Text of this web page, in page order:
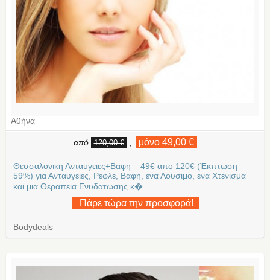
Αθήνα
από 120,00 € μόνο 49,00 €
Θεσσαλονικη Ανταυγειες+Βαφη – 49€ απο 120€ (Έκπτωση
59%) για Ανταυγειες, Ρεφλε, Βαφη, ενα Λουσιμο, ενα Χτενισμα
και μια Θεραπεια Ενυδατωσης κ�...
Πάρε τώρα την προσφορά!
Bodydeals